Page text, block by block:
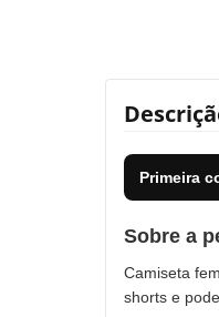
Primeira
Sobre a
Camiseta
shorts e